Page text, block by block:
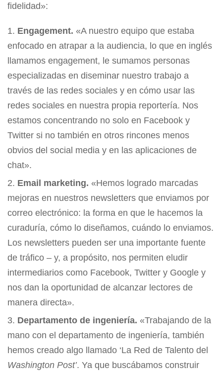
fidelidad»:
Engagement. «A nuestro equipo que estaba
enfocado en atrapar a la audiencia, lo que en inglés
llamamos engagement, le sumamos personas
especializadas en diseminar nuestro trabajo a
través de las redes sociales y en cómo usar las
redes sociales en nuestra propia reportería. Nos
estamos concentrando no solo en Facebook y
Twitter si no también en otros rincones menos
obvios del social media y en las aplicaciones de
chat».
Email marketing. «Hemos logrado marcadas
mejoras en nuestros newsletters que enviamos por
correo electrónico: la forma en que le hacemos la
curaduría, cómo lo diseñamos, cuándo lo enviamos.
Los newsletters pueden ser una importante fuente
de tráfico – y, a propósito, nos permiten eludir
intermediarios como Facebook, Twitter y Google y
nos dan la oportunidad de alcanzar lectores de
manera directa».
Departamento de ingeniería. «Trabajando de la
mano con el departamento de ingeniería, también
hemos creado algo llamado ‘La Red de Talento del
Washington Post’. Ya que buscábamos construir